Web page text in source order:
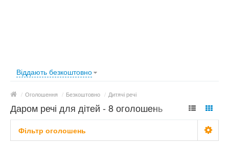
Віддають безкоштовно
/ Оголошення / Безкоштовно / Дитячі речі
Даром речі для дітей - 8 оголошень
Фільтр оголошень